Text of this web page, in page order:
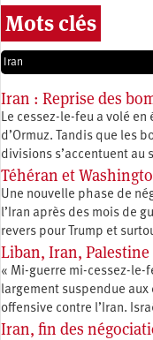
Mots clés
Iran
Iran : Reprise des
Le cessez-le-feu a volé
d’Ormuz. Tandis que les
divisions s’accentuent
Téhéran et
Une nouvelle phase de
l’Iran après des mois de
revers pour Trump et
Liban, Iran,
« Mi-guerre mi-cessez-le-
largement suspendue aux
offensive contre l’Iran.
Iran, fin des